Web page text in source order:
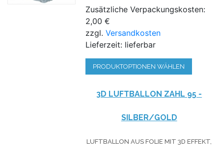
Zusätzliche Verpackungskosten:
2,00 €
zzgl.Versandkosten
Lieferzeit: lieferbar
PRODUKTOPTIONEN WÄHLEN
3D LUFTBALLON ZAHL 95 -
SILBER/GOLD
LUFTBALLON AUS FOLIE MIT 3D EFFEKT,